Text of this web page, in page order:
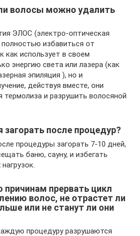
волосы можно удалить
ЭЛОС (электро-оптическая
полностью избавиться от
как использует в своем
энергию света или лазера (как
эпиляция ), но и
действуя вместе, они
и разрушить волосяной
загорать после процедур?
процедуры загорать 7-10 дней,
баню, сауну, и избегать
причинам прервать цикл
волос, не отрастет ли
или не станут ли они
процедуру разрушаются